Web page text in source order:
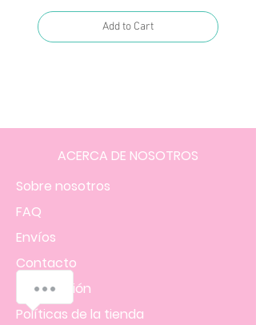
Add to Cart
ACERCA DE NOSOTROS
Sobre nosotros
FAQ
Envíos
Contacto
Facturación
Políticas de la tienda
¿Cómo podemos ayudarte?